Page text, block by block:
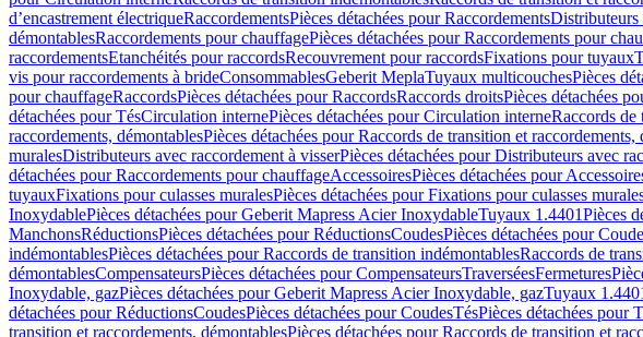
d’encastrement électriqueRaccordementsPièces détachées pour RaccordementsDistributeurs
démontablesRaccordements pour chauffagePièces détachées pour Raccordements pour
raccordementsEtanchéités pour raccordsRecouvrement pour raccordsFixations pour tuyaux
vis pour raccordements à brideConsommablesGeberit MeplaTuyaux multicouchesPièces
pour chauffageRaccordsPièces détachées pour RaccordsRaccords droitsPièces détachées
détachées pour TésCirculation internePièces détachées pour Circulation interneRaccords de
raccordements, démontablesPièces détachées pour Raccords de transition et raccordements,
muralesDistributeurs avec raccordement à visserPièces détachées pour Distributeurs avec
détachées pour Raccordements pour chauffageAccessoiresPièces détachées pour
tuyauxFixations pour culasses muralesPièces détachées pour Fixations pour culasses
InoxydablePièces détachées pour Geberit Mapress Acier InoxydableTuyaux 1.4401Pièces
ManchonsRéductionsPièces détachées pour RéductionsCoudesPièces détachées pour
indémontablesPièces détachées pour Raccords de transition indémontablesRaccords de
démontablesCompensateursPièces détachées pour CompensateursTraverséesFermetures
Inoxydable, gazPièces détachées pour Geberit Mapress Acier Inoxydable, gazTuyaux
détachées pour RéductionsCoudesPièces détachées pour CoudesTésPièces détachées pour
transition et raccordements, démontablesPièces détachées pour Raccords de transition et